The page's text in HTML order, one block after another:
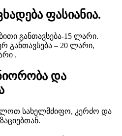
ფასიანია.
განთავსება-15 ლარი.
განთავსება – 20 ლარი,
.
და
სახელმძიფო, კერძო და